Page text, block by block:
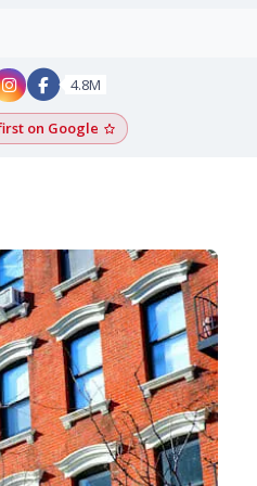
- YouTube
York - Instagram
4.8M
on GoogleAdd as a Google